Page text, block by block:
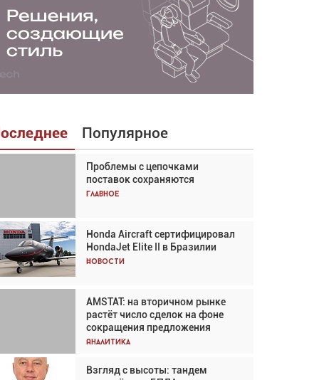
Популярное
Проблемы с цепочками
поставок сохраняются
Главное
Honda Aircraft сертифицировал
HondaJet Elite II в Бразилии
Новости
AMSTAT: на вторичном рынке
растёт число сделок на фоне
сокращения предложения
Аналитика
Взгляд с высоты: тандем
Взгляд с высоты: тандем
вертолётов и БПЛА в
спасательных операциях
Авиационный фотограф Дэйв
Кох: «Фотография говорит сама
за себя... а ИИ всё портит»
Проблемы с цепочками
поставок сохраняются
Аналитика
Частный самолёт – это актив.